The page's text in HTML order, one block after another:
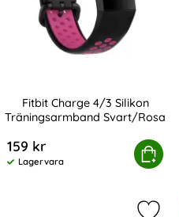
Fitbit Charge 4/3 Silikon
Träningsarmband Svart/Rosa
159 kr
Tillgänglighet:
Lagervara
Köp
Charge 4/3 Silikon